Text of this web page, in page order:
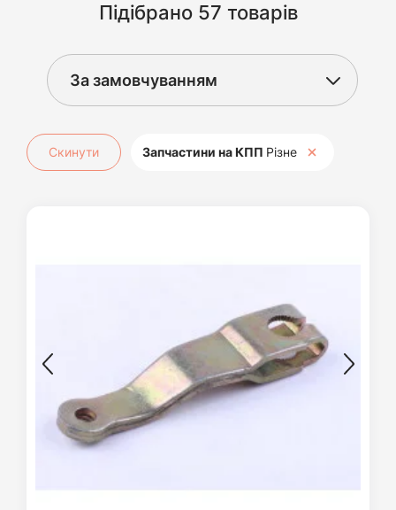
Підібрано 57 товарів
Скинути Запчастини на КПП Різне